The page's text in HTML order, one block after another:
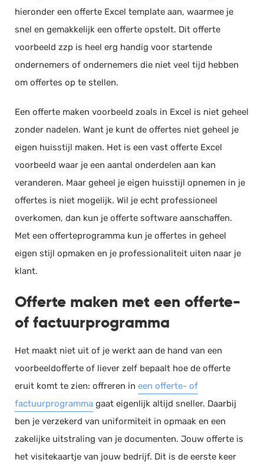
hieronder een offerte Excel template aan, waarmee je
snel en gemakkelijk een offerte opstelt. Dit offerte
voorbeeld zzp is heel erg handig voor startende
ondernemers of ondernemers die niet veel tijd hebben
om offertes op te stellen.
Een offerte maken voorbeeld zoals in Excel is niet geheel
zonder nadelen. Want je kunt de offertes niet geheel je
eigen huisstijl maken. Het is een vast offerte Excel
voorbeeld waar je een aantal onderdelen aan kan
veranderen. Maar geheel je eigen huisstijl opnemen in je
offertes is niet mogelijk. Wil je echt professioneel
overkomen, dan kun je offerte software aanschaffen.
Met een offerteprogramma kun je offertes in geheel
eigen stijl opmaken en je professionaliteit uiten naar je
klant.
Offerte maken met een offerte-
of factuurprogramma
Het maakt niet uit of je werkt aan de hand van een
voorbeeldofferte of liever zelf bepaalt hoe de offerte
eruit komt te zien: offreren in een offerte- of
factuurprogramma gaat eigenlijk altijd sneller. Daarbij
ben je verzekerd van uniformiteit in opmaak en een
zakelijke uitstraling van je documenten. Jouw offerte is
het visitekaartje van jouw bedrijf. Dit is de eerste keer